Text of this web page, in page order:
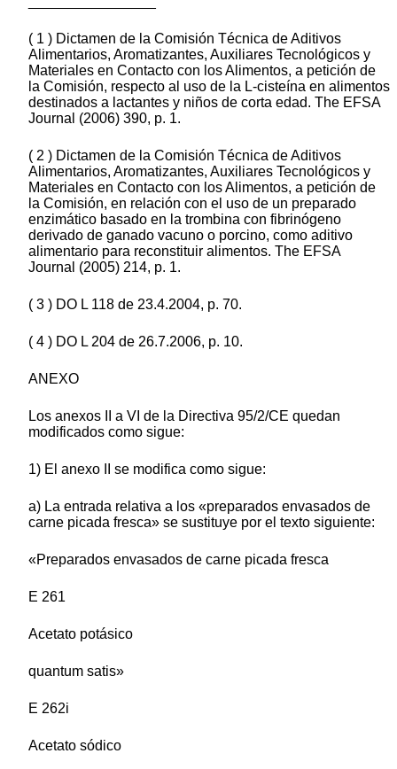
( 1 ) Dictamen de la Comisión Técnica de Aditivos
Alimentarios, Aromatizantes, Auxiliares Tecnológicos y
Materiales en Contacto con los Alimentos, a petición de
la Comisión, respecto al uso de la L-cisteína en alimentos
destinados a lactantes y niños de corta edad. The EFSA
Journal (2006) 390, p. 1.
( 2 ) Dictamen de la Comisión Técnica de Aditivos
Alimentarios, Aromatizantes, Auxiliares Tecnológicos y
Materiales en Contacto con los Alimentos, a petición de
la Comisión, en relación con el uso de un preparado
enzimático basado en la trombina con fibrinógeno
derivado de ganado vacuno o porcino, como aditivo
alimentario para reconstituir alimentos. The EFSA
Journal (2005) 214, p. 1.
( 3 ) DO L 118 de 23.4.2004, p. 70.
( 4 ) DO L 204 de 26.7.2006, p. 10.
ANEXO
Los anexos II a VI de la Directiva 95/2/CE quedan
modificados como sigue:
1) El anexo II se modifica como sigue:
a) La entrada relativa a los «preparados envasados de
carne picada fresca» se sustituye por el texto siguiente:
«Preparados envasados de carne picada fresca
E 261
Acetato potásico
quantum satis»
E 262i
Acetato sódico